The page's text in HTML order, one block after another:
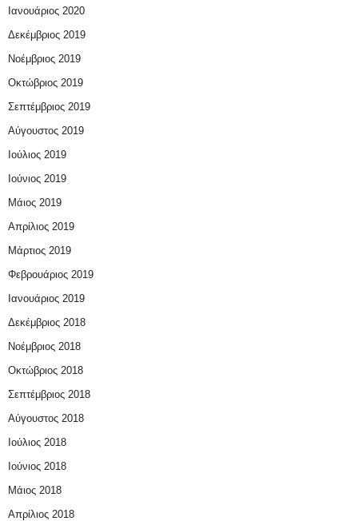
Ιανουάριος 2020
Δεκέμβριος 2019
Νοέμβριος 2019
Οκτώβριος 2019
Σεπτέμβριος 2019
Αύγουστος 2019
Ιούλιος 2019
Ιούνιος 2019
Μάιος 2019
Απρίλιος 2019
Μάρτιος 2019
Φεβρουάριος 2019
Ιανουάριος 2019
Δεκέμβριος 2018
Νοέμβριος 2018
Οκτώβριος 2018
Σεπτέμβριος 2018
Αύγουστος 2018
Ιούλιος 2018
Ιούνιος 2018
Μάιος 2018
Απρίλιος 2018